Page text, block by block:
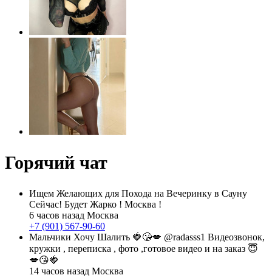
Горячий чат
Ищем Желающих для Похода на Вечеринку в Сауну
Сейчас! Будет Жарко ! Москва !
6 часов назад Москва
+7 (901) 567-90-60
Мальчики Хочу Шалить 🍓😘💋 @radasss1 Видеозвонок,
кружки , переписка , фото ,готовое видео и на заказ 😇
💋😘🍓
14 часов назад Москва